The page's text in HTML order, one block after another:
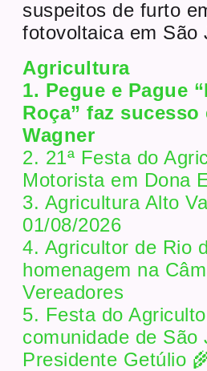
suspeitos de furto
fotovoltaica em São
Agricultura
1. Pegue e Pague
Roça” faz sucesso
Wagner
2. 21ª Festa do
Motorista em Dona
3. Agricultura Alto
01/08/2026
4. Agricultor de Rio
homenagem na
Vereadores
5. Festa do
comunidade de São
Presidente Getúlio